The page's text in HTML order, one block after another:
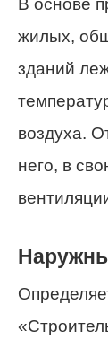
В основе
жилых,
зданий
воздуха.
него, в